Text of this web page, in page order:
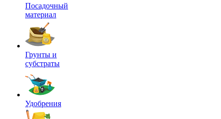
Посадочный
материал
Грунты и
субстраты
Удобрения